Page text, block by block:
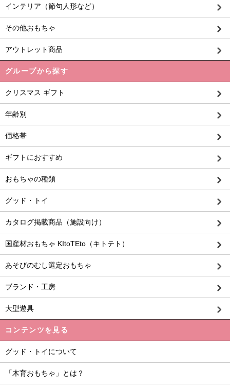
インテリア（節句人形など）
その他おもちゃ
アウトレット商品
グループから探す
クリスマス ギフト
年齢別
価格帯
ギフトにおすすめ
おもちゃの種類
グッド・トイ
カタログ掲載商品（施設向け）
国産材おもちゃ KItoTEto（キトテト）
あそびのむし選定おもちゃ
ブランド・工房
大型遊具
コンテンツを見る
グッド・トイについて
「木育おもちゃ」とは？